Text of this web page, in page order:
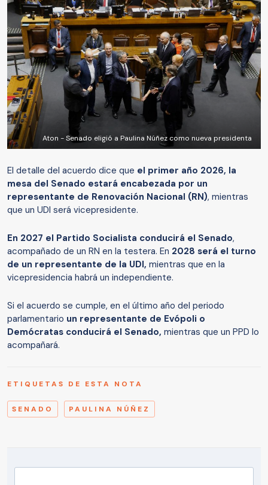
Aton - Senado eligió a Paulina Núñez como nueva presidenta
El detalle del acuerdo dice que el primer año 2026, la
mesa del Senado estará encabezada por un
representante de Renovación Nacional (RN), mientras
que un UDI será vicepresidente.
En 2027 el Partido Socialista conducirá el Senado,
acompañado de un RN en la testera. En 2028 será el turno
de un representante de la UDI, mientras que en la
vicepresidencia habrá un independiente.
Si el acuerdo se cumple, en el último año del periodo
parlamentario un representante de Evópoli o
Demócratas conducirá el Senado, mientras que un PPD lo
acompañará.
ETIQUETAS DE ESTA NOTA
SENADO PAULINA NÚÑEZ